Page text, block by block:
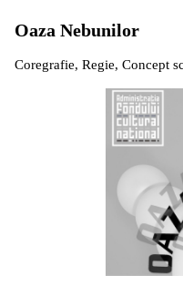
Oaza Nebunilor
Coregrafie, Regie, Concept